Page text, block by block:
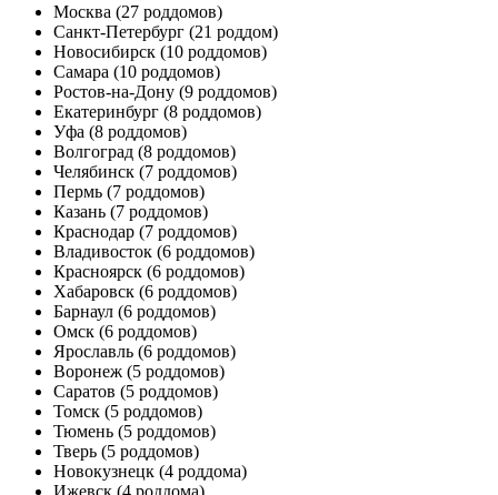
Москва (27 роддомов)
Санкт-Петербург (21 роддом)
Новосибирск (10 роддомов)
Самара (10 роддомов)
Ростов-на-Дону (9 роддомов)
Екатеринбург (8 роддомов)
Уфа (8 роддомов)
Волгоград (8 роддомов)
Челябинск (7 роддомов)
Пермь (7 роддомов)
Казань (7 роддомов)
Краснодар (7 роддомов)
Владивосток (6 роддомов)
Красноярск (6 роддомов)
Хабаровск (6 роддомов)
Барнаул (6 роддомов)
Омск (6 роддомов)
Ярославль (6 роддомов)
Воронеж (5 роддомов)
Саратов (5 роддомов)
Томск (5 роддомов)
Тюмень (5 роддомов)
Тверь (5 роддомов)
Новокузнецк (4 роддома)
Ижевск (4 роддома)